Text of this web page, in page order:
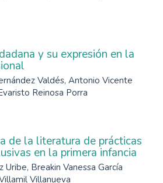
y su expresión en la
Valdés, Antonio Vicente
Reinosa Porra
de la literatura de prácticas
en la primera infancia
Uribe, Breakin Vanessa García
Villanueva